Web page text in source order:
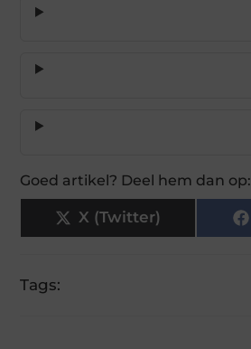
Goed artikel? Deel hem dan op:
X (Twitter)
Tags: